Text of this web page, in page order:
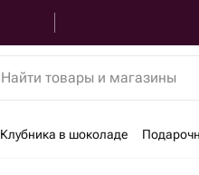
Найти товары и магазины
Клубника в шоколаде